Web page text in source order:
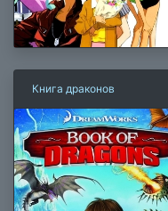
Книга драконов